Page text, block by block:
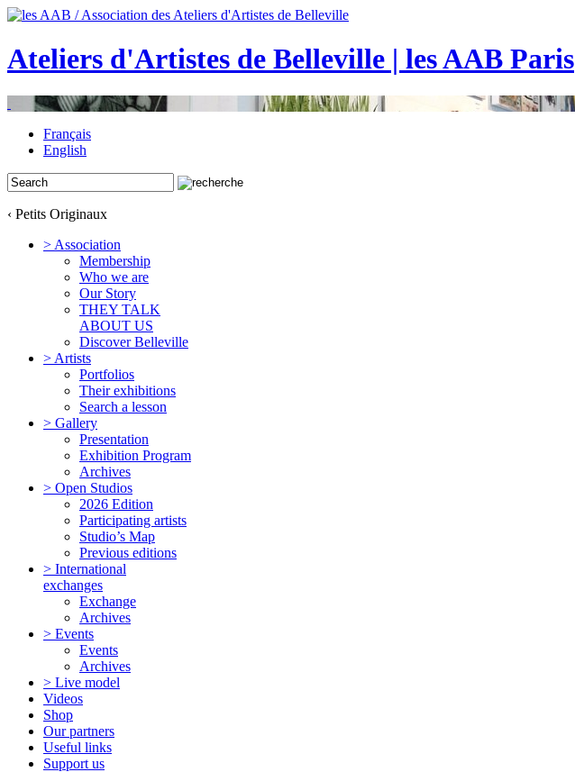
Ateliers d'Artistes de Belleville | les AAB Paris
Français
English
‹ Petits Originaux
> Association
Membership
Who we are
Our Story
THEY TALK
ABOUT US
Discover Belleville
> Artists
Portfolios
Their exhibitions
Search a lesson
> Gallery
Presentation
Exhibition Program
Archives
> Open Studios
2026 Edition
Participating artists
Studio’s Map
Previous editions
> International
exchanges
Exchange
Archives
> Events
Events
Archives
> Live model
Videos
Shop
Our partners
Useful links
Support us